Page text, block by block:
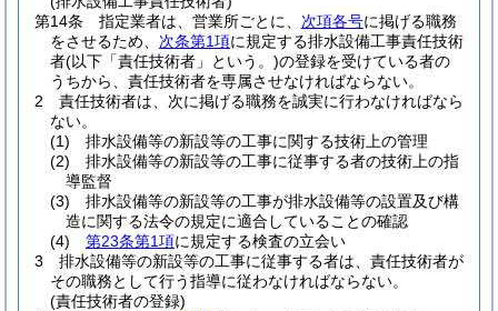
第14条
指定業者は、営業所ごとに、 次項各号に掲げる職務
をさせるため、 次条第1項に規定する排水設備工事責任技術
者(以下「責任技術者」という。)の登録を受けている者の
うちから、責任技術者を専属させなければならない。
2
責任技術者は、次に掲げる職務を誠実に行わなければなら
ない。
(1)
排水設備等の新設等の工事に関する技術上の管理
(2)
排水設備等の新設等の工事に従事する者の技術上の指
導監督
(3)
排水設備等の新設等の工事が排水設備等の設置及び構
造に関する法令の規定に適合していることの確認
(4)
第23条第1項に規定する検査の立会い
3
排水設備等の新設等の工事に従事する者は、責任技術者が
その職務として行う指導に従わなければならない。
(責任技術者の登録)